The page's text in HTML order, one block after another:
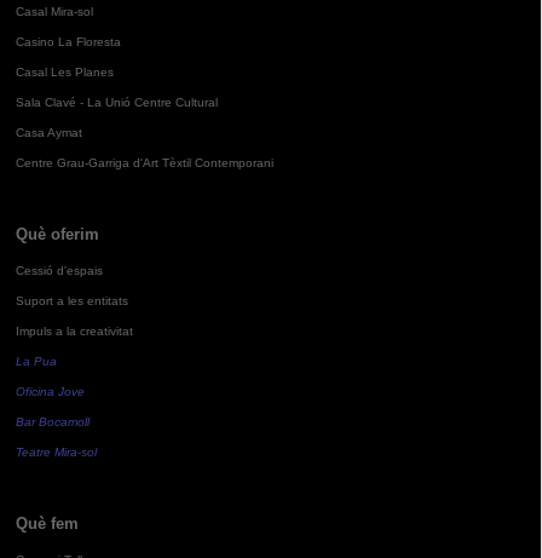
Casal Mira-sol
Casino La Floresta
Casal Les Planes
Sala Clavé - La Unió Centre Cultural
Casa Aymat
Centre Grau-Garriga d'Art Tèxtil Contemporani
Què oferim
Cessió d'espais
Suport a les entitats
Impuls a la creativitat
La Pua
Oficina Jove
Bar Bocamoll
Teatre Mira-sol
Què fem